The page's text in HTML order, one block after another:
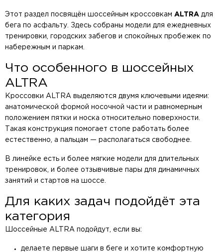
Этот раздел посвящён шоссейным кроссовкам ALTRA для
бега по асфальту. Здесь собраны модели для ежедневных
тренировки, городских забегов и спокойных пробежек по
набережным и паркам.
Что особенного в шоссейных
ALTRA
Кроссовки ALTRA выделяются двумя ключевыми идеями:
анатомической формой носочной части и равномерным
положением пятки и носка относительно поверхности.
Такая конструкция помогает стопе работать более
естественно, а пальцам — располагаться свободнее.
В линейке есть и более мягкие модели для длительных
тренировок, и более отзывчивые пары для динамичных
занятий и стартов на шоссе.
Для каких задач подойдёт эта
категория
Шоссейные ALTRA подойдут, если вы:
делаете первые шаги в беге и хотите комфортную